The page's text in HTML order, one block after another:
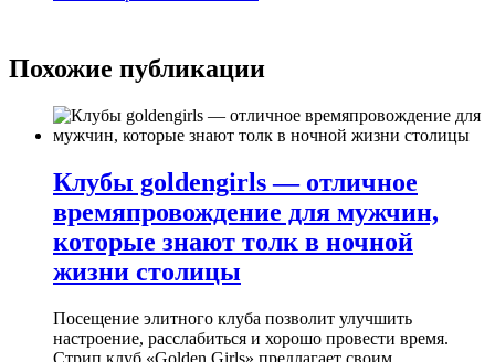
Похожие публикации
Клубы goldengirls — отличное
времяпровождение для мужчин,
которые знают толк в ночной
жизни столицы
Посещение элитного клуба позволит улучшить
настроение, расслабиться и хорошо провести время.
Стрип клуб «Golden Girls» предлагает своим